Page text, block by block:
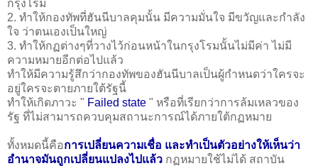
กรุงโรม
2. ทำให้กองทัพที่ฮันนีบาลคุมนั้น มีความมั่นใจ มีขวัญและกำลัง
ใจ ว่าตนเองเป็นใหญ่
3. ทำให้กฏต่างๆที่วางไว้ก่อนหน้าในกรุงโรมนั้นไม่มีค่า ไม่มี
ความหมายอีกต่อไปแล้ว
ทำให้มีความรู้สึกว่ากองทัพของฮันนีบาลเป็นผู้กำหนดว่าใครจะ
อยู่ใครจะตายภายใต้รัฐนี้
ทำให้เกิดภาวะ " Failed state " หรือที่เรียกว่าการล้มเหลวของ
รัฐ ที่ไม่สามารถควบคุมสถานะการณ์ได้ภายใต้กฏหมาย
ทั้งหมดนี้คือการเปลี่ยนความเชื่อ และทำเป็นตัวอย่างให้เห็นว่า
อำนาจมันถูกเปลี่ยนแปลงไปแล้ว กฏหมายใช้ไม่ได้ สถาบัน